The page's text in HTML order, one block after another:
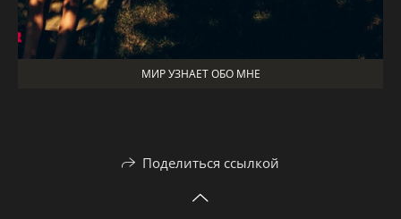
МИР УЗНАЕТ ОБО МНЕ
Поделиться ссылкой